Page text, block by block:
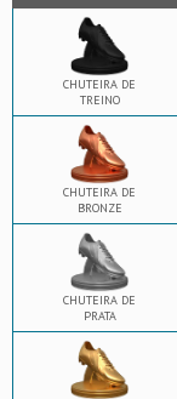
CHUTEIRA DE
TREINO
CHUTEIRA DE
BRONZE
CHUTEIRA DE
PRATA